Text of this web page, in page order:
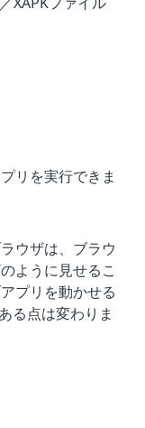
リを実行できま
ウザは、ブラウ
ように見せるこ
プリを動かせる
る点は変わりま